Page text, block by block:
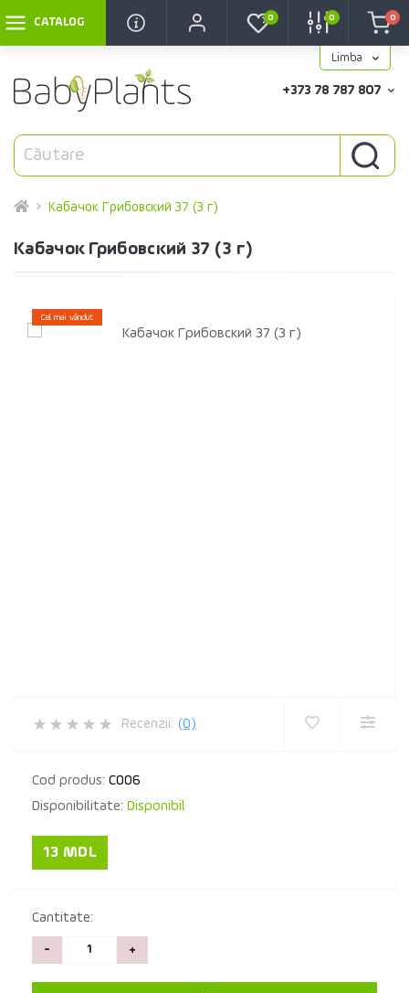
CATALOG
Limba
0 0 0
+373 78 787 807
Кабачок Грибовский 37 (3 г)
Кабачок Грибовский 37 (3 г)
Cel mai vândut
Recenzii: (0)
Cod produs: C006
Disponibilitate: Disponibil
13 MDL
Cantitate:
- +